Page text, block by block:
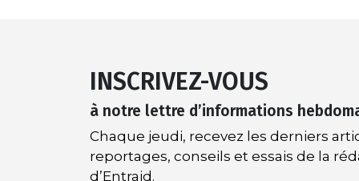
INSCRIVEZ-VOUS
à notre lettre d’informations
Chaque jeudi, recevez les derniers
reportages, conseils et essais de la
d’Entraid.